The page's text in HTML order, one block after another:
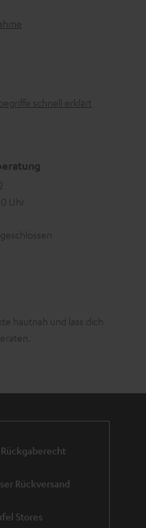
schnell erklärt
Uhr
hautnah und lass dich
Rückversand
Stores